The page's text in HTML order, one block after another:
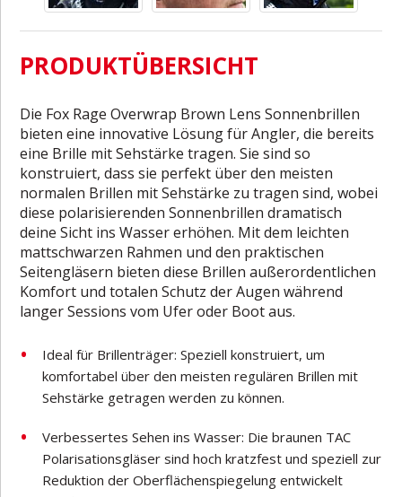
PRODUKTÜBERSICHT
Die Fox Rage Overwrap Brown Lens Sonnenbrillen
bieten eine innovative Lösung für Angler, die bereits
eine Brille mit Sehstärke tragen. Sie sind so
konstruiert, dass sie perfekt über den meisten
normalen Brillen mit Sehstärke zu tragen sind, wobei
diese polarisierenden Sonnenbrillen dramatisch
deine Sicht ins Wasser erhöhen. Mit dem leichten
mattschwarzen Rahmen und den praktischen
Seitengläsern bieten diese Brillen außerordentlichen
Komfort und totalen Schutz der Augen während
langer Sessions vom Ufer oder Boot aus.
Ideal für Brillenträger: Speziell konstruiert, um
komfortabel über den meisten regulären Brillen mit
Sehstärke getragen werden zu können.
Verbessertes Sehen ins Wasser: Die braunen TAC
Polarisationsgläser sind hoch kratzfest und speziell zur
Reduktion der Oberflächenspiegelung entwickelt